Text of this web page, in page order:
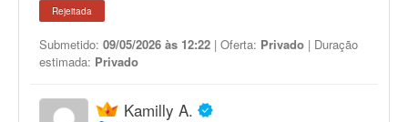
Rejeitada
Submetido: 09/05/2026 às 12:22 | Oferta: Privado | Duração
estimada: Privado
Kamilly A.